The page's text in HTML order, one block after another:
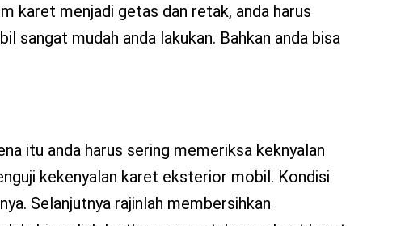
karet menjadi getas dan retak, anda harus
sangat mudah anda lakukan. Bahkan anda bisa
itu anda harus sering memeriksa keknyalan
kekenyalan karet eksterior mobil. Kondisi
Selanjutnya rajinlah membersihkan